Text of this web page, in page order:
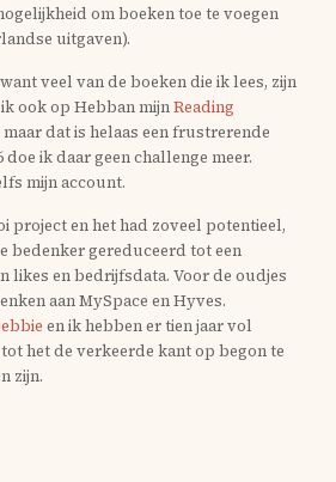
om boeken toe te voegen
uitgaven).
veel van de boeken die ik lees, zijn
ook op Hebban mijnReading
dat is helaas een frustrerende
doe ik daar geen challenge meer.
mijn account.
project en het had zoveel potentieel,
bedenker gereduceerd tot een
likes en bedrijfsdata. Voor de oudjes
aan MySpace en Hyves.
en ik hebben er tien jaar vol
het de verkeerde kant op begon te
zijn.